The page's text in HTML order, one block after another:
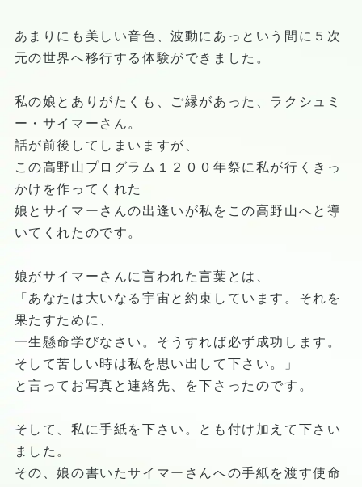
あまりにも美しい音色、波動にあっという間に５次
元の世界へ移行する体験ができました。
私の娘とありがたくも、ご縁があった、ラクシュミ
ー・サイマーさん。
話が前後してしまいますが、
この高野山プログラム１２００年祭に私が行くきっ
かけを作ってくれた
娘とサイマーさんの出逢いが私をこの高野山へと導
いてくれたのです。
娘がサイマーさんに言われた言葉とは、
「あなたは大いなる宇宙と約束しています。それを
果たすために、
一生懸命学びなさい。そうすれば必ず成功します。
そして苦しい時は私を思い出して下さい。」
と言ってお写真と連絡先、を下さったのです。
そして、私に手紙を下さい。とも付け加えて下さい
ました。
その、娘の書いたサイマーさんへの手紙を渡す使命